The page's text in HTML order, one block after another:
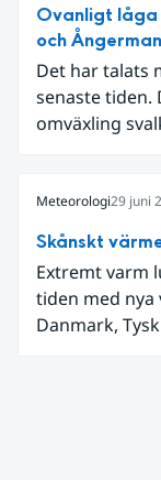
Ovanligt
och
Det har talats
senaste tiden.
omväxling
Meteorologi29 juni
Skånskt
Extremt varm
tiden med
Danmark,